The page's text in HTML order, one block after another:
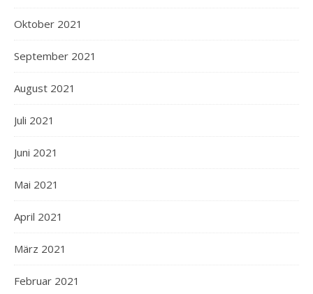
Oktober 2021
September 2021
August 2021
Juli 2021
Juni 2021
Mai 2021
April 2021
März 2021
Februar 2021